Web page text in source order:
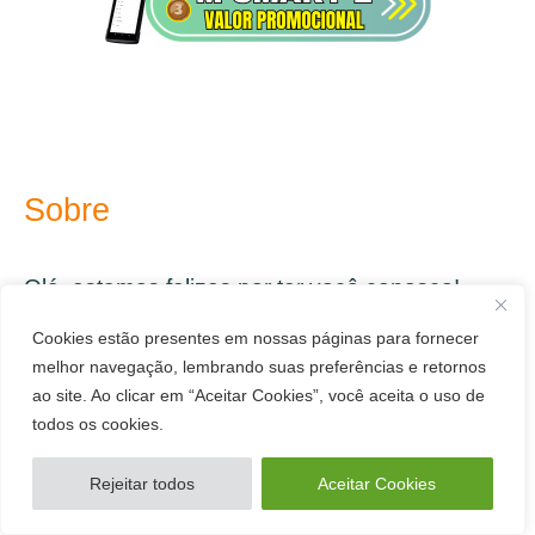
Cookies estão presentes em nossas páginas para fornecer
melhor navegação, lembrando suas preferências e retornos
ao site. Ao clicar em “Aceitar Cookies”, você aceita o uso de
todos os cookies.
Rejeitar todos Aceitar Cookies
Sobre
Olá, estamos felizes por ter você conosco!
O site maquininha.cctem a missão de trazer
informações sobre as melhores máquinas de
cartão de crédito do mercado.